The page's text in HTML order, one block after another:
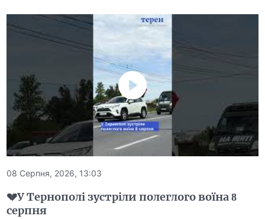
08 Серпня, 2026, 13:03
💔У Тернополі зустріли полеглого воїна 8
серпня